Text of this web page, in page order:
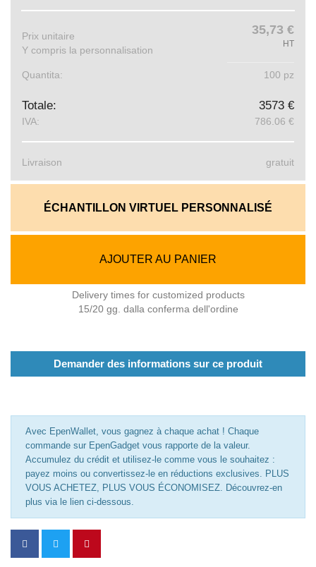
Prix ​​unitaire
Y compris la personnalisation
35,73 €
HT
Quantita: 100 pz
Totale: 3573 €
IVA: 786.06 €
Livraison gratuit
ÉCHANTILLON VIRTUEL PERSONNALISÉ
AJOUTER AU PANIER
Delivery times for customized products
15/20 gg. dalla conferma dell'ordine
Demander des informations sur ce produit
Avec EpenWallet, vous gagnez à chaque achat ! Chaque
commande sur EpenGadget vous rapporte de la valeur.
Accumulez du crédit et utilisez-le comme vous le souhaitez :
payez moins ou convertissez-le en réductions exclusives. PLUS
VOUS ACHETEZ, PLUS VOUS ÉCONOMISEZ. Découvrez-en
plus via le lien ci-dessous.